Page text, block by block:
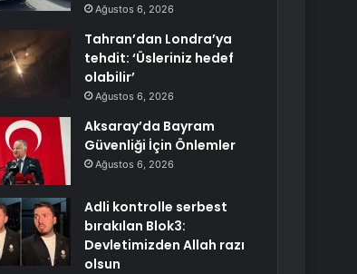
Ağustos 6, 2026
Tahran’dan Londra’ya
tehdit: ‘Üsleriniz hedef
olabilir’
Ağustos 6, 2026
Aksaray’da Bayram
Güvenliği İçin Önlemler
Ağustos 6, 2026
Adli kontrolle serbest
bırakılan Blok3:
Devletimizden Allah razı
olsun